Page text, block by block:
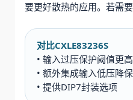
要更好散热的应用。若需
对比CXLE83236S
• 输入过压保护阈值更
• 额外集成输入低压降
• 提供DIP7封装选项